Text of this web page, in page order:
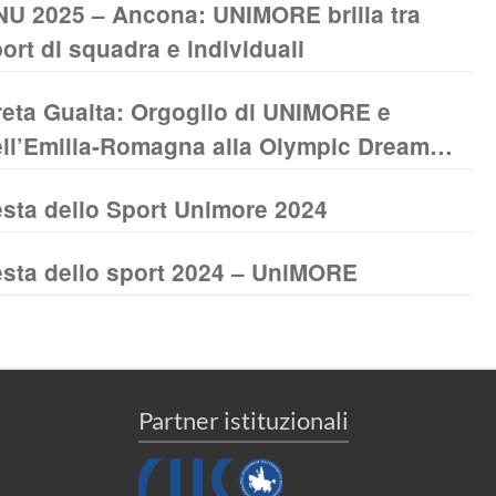
CASSINO 2026
2025 – Ancona: UNIMORE brilla tra
di squadra e individuali
Guaita: Orgoglio di UNIMORE e
Romagna alla Olympic Dream
dello Sport Unimore 2024
dello sport 2024 – UniMORE
Partner istituzionali